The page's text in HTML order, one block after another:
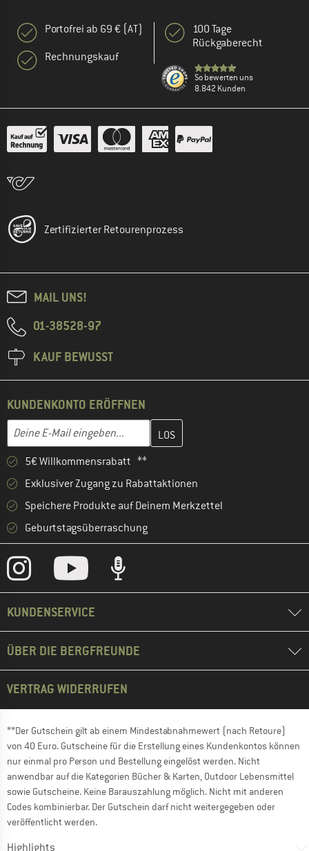
Portofrei ab 69 € (AT)
Rechnungskauf
100 Tage
Rückgaberecht
So bewerten uns
8.842 Kunden
Zertifizierter Retourenprozess
MAIL UNS!
01-38528-97
KAUF BEWUSST
KUNDENKONTO ERÖFFNEN
E-Mail-Adresse
Gib hier deine E-Mail-Adresse ein und erstelle im nächsten
5€ Willkommensrabatt **
Exklusiver Zugang zu Rabattaktionen
Speichere Produkte auf Deinem Merkzettel
Geburtstagsüberraschung
KUNDENSERVICE
ÜBER DIE BERGFREUNDE
VERTRAG WIDERRUFEN
**Der Gutschein gilt ab einem Mindestabnahmewert (nach Retoure)
von 40 Euro. Gutscheine für die Erstellung eines Kundenkontos können
nur einmal pro Person und Bestellung eingelöst werden. Nicht
anwendbar auf die Kategorien Bücher & Karten, Outdoor Lebensmittel
sowie Gutscheine. Keine Barauszahlung möglich. Nicht mit anderen
Codes kombinierbar. Der Gutschein darf nicht weitergegeben oder
veröffentlicht werden.
Highlights